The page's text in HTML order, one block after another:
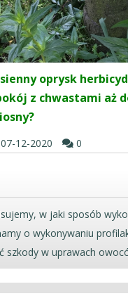
oprysk
z chwastami aż
07-12-2020 0
w jaki sposób
o wykonywaniu
szkody w uprawach